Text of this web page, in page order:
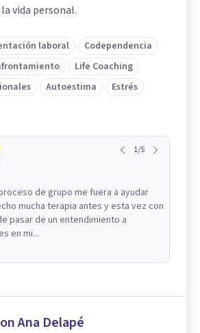
vida personal.
laboral
Codependencia
Life Coaching
Autoestima
Estrés
1/5
de grupo me fuera a ayudar
mucha terapia antes y esta vez con
pasar de un entendimiento a
en mi...
Ana Delapé